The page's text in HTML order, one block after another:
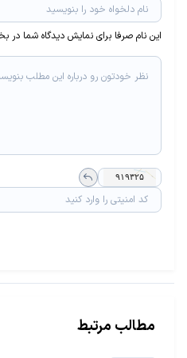
این نام صرفا برای نمایش دیدگاه شما در
مطالب مرتبط